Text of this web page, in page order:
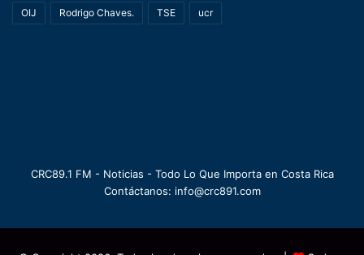
OIJ Rodrigo Chaves. TSE ucr
CRC89.1 FM - Noticias - Todo Lo Que Importa en Costa Rica
Contáctanos: info@crc891.com